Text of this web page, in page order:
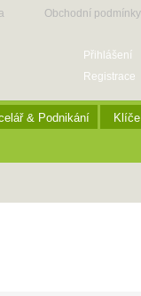
Obchodní podmínky
Přihlášení
Registrace
& Podnikání